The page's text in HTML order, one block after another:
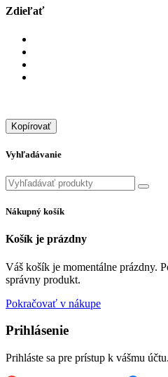
Zdieľať
Kopírovať
Vyhľadávanie
Nákupný košík
Košík je prázdny
Váš košík je momentálne prázdny.
správny produkt.
Pokračovať v nákupe
Prihlásenie
Prihláste sa pre prístup k vášmu účtu.